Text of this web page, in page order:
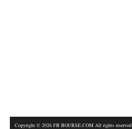
Copyright © 2026 FB BOURSE.COM All rights reserved